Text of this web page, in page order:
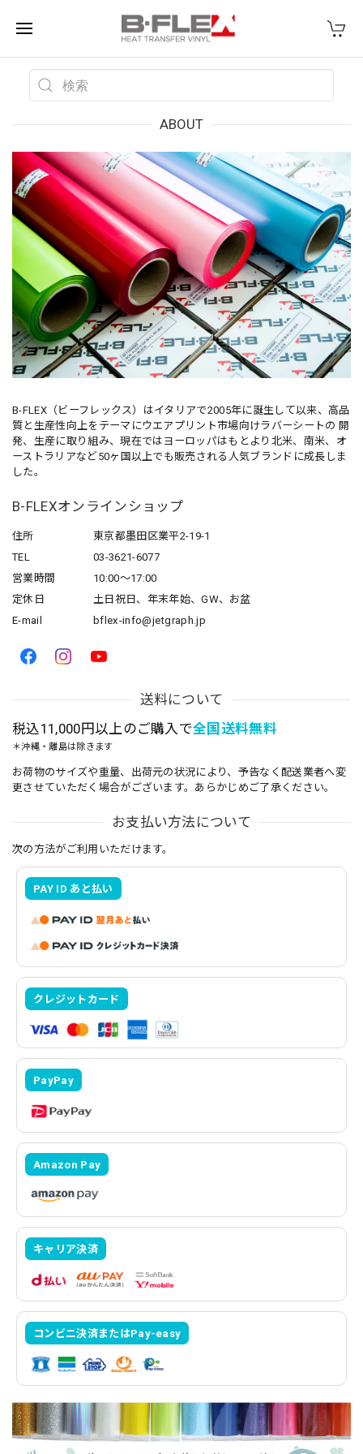
ABOUT
B-FLEX（ビーフレックス）はイタリアで2005年に誕生して以来、高品
質と生産性向上をテーマにウエアプリント市場向けラバーシートの 開
発、生産に取り組み、現在ではヨーロッパはもとより北米、南米、オ
ーストラリアなど50ヶ国以上でも販売される人気ブランドに成長しま
した。
B-FLEXオンラインショップ
住所
東京都墨田区業平2-19-1
TEL
03-3621-6077
営業時間
10:00～17:00
定休日
土日祝日、年末年始、GW、お盆
E-mail
bflex-info@jetgraph.jp
送料について
税込11,000円以上のご購入で全国送料無料
＊沖縄・離島は除きます
お荷物のサイズや重量、出荷元の状況により、予告なく配送業者へ変
更させていただく場合がございます。あらかじめご了承ください。
お支払い方法について
次の方法がご利用いただけます。
PAY ID あと払い
クレジットカード
PayPay
Amazon Pay
キャリア決済
コンビニ決済またはPay-easy